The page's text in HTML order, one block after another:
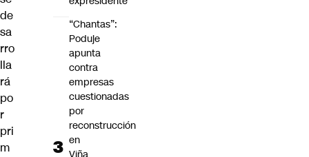
de
sa
rro
lla
rá
po
r
pri
m
“Chantas”:
Poduje
apunta
contra
empresas
cuestionadas
por
reconstrucción
en
Viña